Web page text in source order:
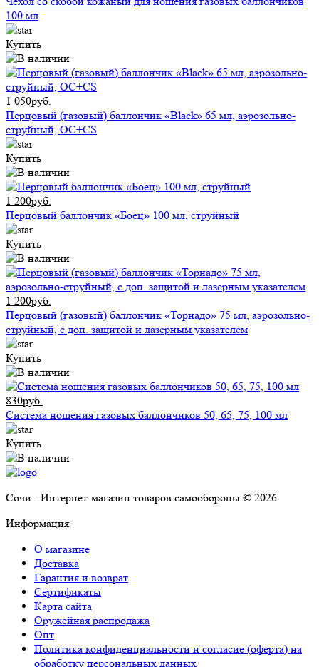
100 мл
Купить
1 050руб.
Перцовый (газовый) баллончик «Black» 65 мл, аэрозольно-
струйный, ОC+CS
Купить
1 200руб.
Перцовый баллончик «Боец» 100 мл, струйный
Купить
1 200руб.
Перцовый (газовый) баллончик «Торнадо» 75 мл, аэрозольно-
струйный, с доп. защитой и лазерным указателем
Купить
830руб.
Система ношения газовых баллончиков 50, 65, 75, 100 мл
Купить
Сочи - Интернет-магазин товаров самообороны © 2026
Информация
О магазине
Доставка
Гарантия и возврат
Сертификаты
Карта сайта
Оружейная распродажа
Опт
Политика конфиденциальности и согласие (оферта) на
обработку персональных данных